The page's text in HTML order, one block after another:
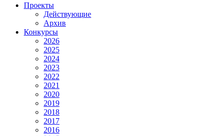
Проекты
Действующие
Архив
Конкурсы
2026
2025
2024
2023
2022
2021
2020
2019
2018
2017
2016